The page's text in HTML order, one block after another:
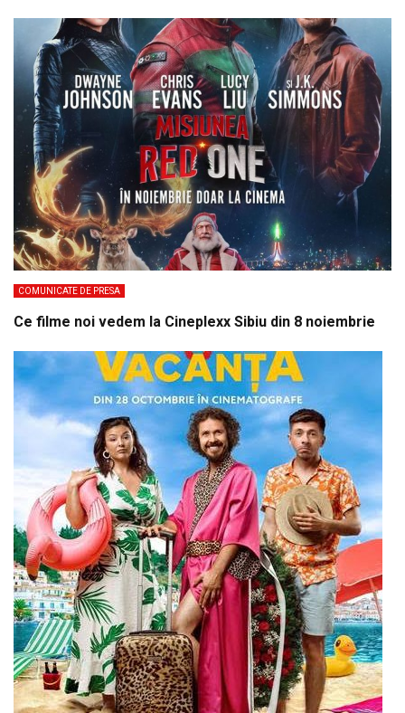
COMUNICATE DE PRESA
Ce filme noi vedem la Cineplexx Sibiu din 8 noiembrie